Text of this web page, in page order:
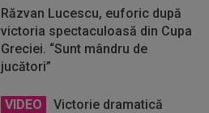
Răzvan Lucescu, euforic după
victoria spectaculoasă din Cupa
Greciei. “Sunt mândru de
jucători”
VIDEO
Victorie dramatică